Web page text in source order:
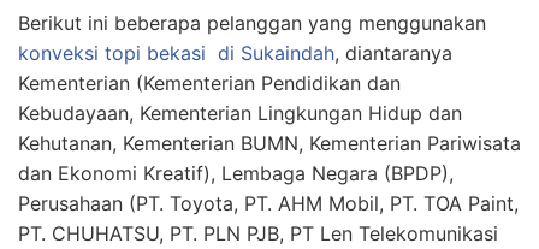
Berikut ini beberapa pelanggan yang menggunakan
konveksi topi bekasi di Sukaindah, diantaranya
Kementerian (Kementerian Pendidikan dan
Kebudayaan, Kementerian Lingkungan Hidup dan
Kehutanan, Kementerian BUMN, Kementerian Pariwisata
dan Ekonomi Kreatif), Lembaga Negara (BPDP),
Perusahaan (PT. Toyota, PT. AHM Mobil, PT. TOA Paint,
PT. CHUHATSU, PT. PLN PJB, PT Len Telekomunikasi